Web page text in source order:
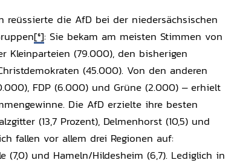
reüssierte die AfD bei der niedersächsischen
[6]: Sie bekam am meisten Stimmen von
Kleinparteien (79.000), den bisherigen
(45.000). Von den anderen
FDP (6.000) und Grüne (2.000) – erhielt
Die AfD erzielte ihre besten
(13,7 Prozent), Delmenhorst (10,5) und
fallen vor allem drei Regionen auf:
(7,0) und Hameln/Hildesheim (6,7). Lediglich in